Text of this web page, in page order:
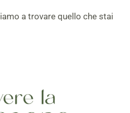
a trovare quello che stai